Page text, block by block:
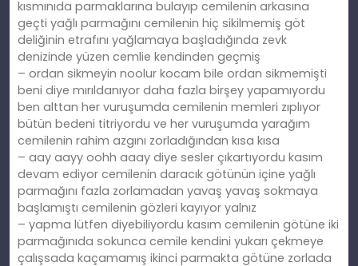
kısmınıda parmaklarına bulayıp cemilenin arkasına
geçti yağlı parmağını cemilenin hiç sikilmemiş göt
deliğinin etrafını yağlamaya başladığında zevk
denizinde yüzen cemlie kendinden geçmiş
– ordan sikmeyin noolur kocam bile ordan sikmemişti
beni diye mırıldanıyor daha fazla birşey yapamıyordu
ben alttan her vuruşumda cemilenin memleri zıplıyor
bütün bedeni titriyordu ve her vuruşumda yarağım
cemilenin rahim azgını zorladığından kısa kısa
– aay aayy oohh aaay diye sesler çıkartıyordu kasım
devam ediyor cemilenin daracık götünün içine yağlı
parmağını fazla zorlamadan yavaş yavaş sokmaya
başlamıştı cemilenin gözleri kayıyor yalnız
– yapma lütfen diyebiliyordu kasım cemilenin götüne iki
parmağınıda sokunca cemile kendini yukarı çekmeye
çalışsada kaçamamış ikinci parmakta götüne zorlada